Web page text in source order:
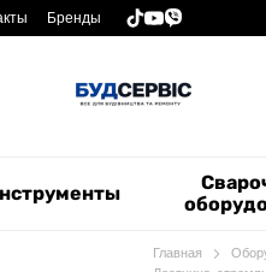
Бренды
Главная